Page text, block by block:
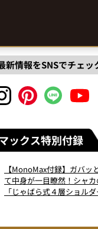
新情報をSNSでチェッ
ックス特別付録
【MonoMax付録】ガバッ
て中身が一目瞭然！シャカ
「じゃばら式４層ショル